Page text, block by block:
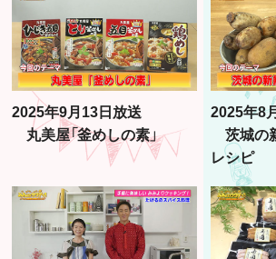
2025年9月13日放送
丸美屋「釜めしの素」
2025年8
茨城の
レシピ